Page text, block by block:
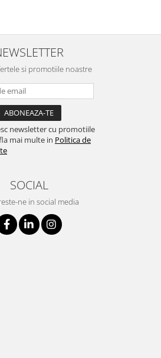
si promotiile noastre
newsletter cu promotiile
mai multe in Politica de
SOCIAL
ne in social media